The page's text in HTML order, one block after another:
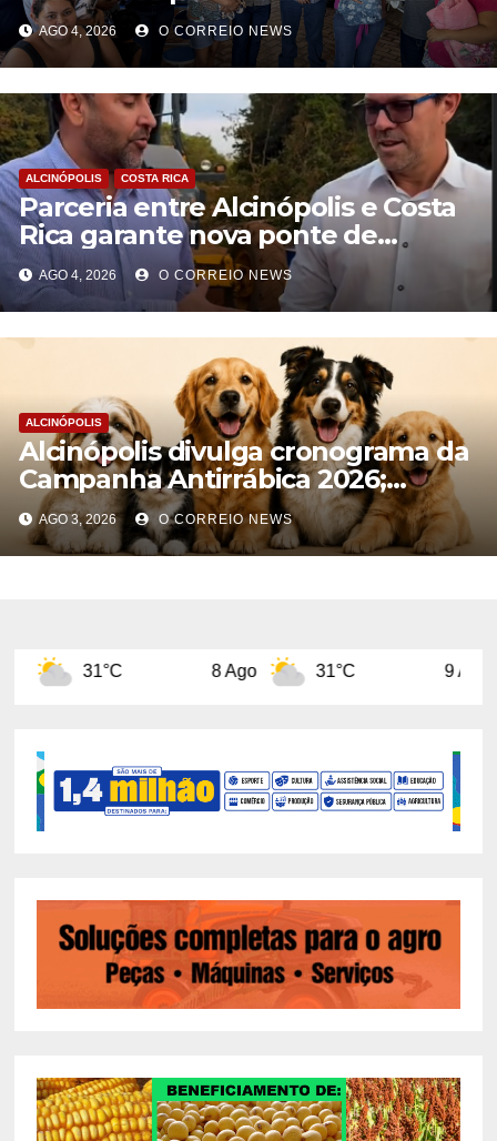
Novo Belo Horizonte
AGO 4, 2026 O CORREIO NEWS
ALCINÓPOLIS COSTA RICA
Parceria entre Alcinópolis e Costa
Rica garante nova ponte de
concreto e fortalece o
agronegócio na região do Engano
AGO 4, 2026 O CORREIO NEWS
ALCINÓPOLIS
Alcinópolis divulga cronograma da
Campanha Antirrábica 2026;
confira as datas
AGO 3, 2026 O CORREIO NEWS
8 Ago 31°C 9 Ago 31°C